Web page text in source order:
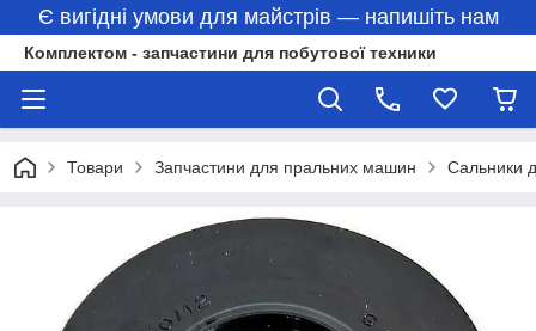
Є вигідні умови для майстрів — напишіть нам
Комплектом - запчастини для побутової техники
Товари Запчастини для пральних машин Сальники